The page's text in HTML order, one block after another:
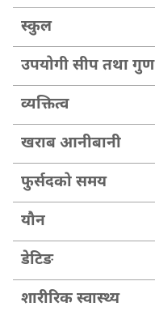
स्कुल
उपयोगी सीप तथा गुण
व्यक्तित्व
खराब आनीबानी
फुर्सदको समय
यौन
डेटिङ
शारीरिक स्वास्थ्य